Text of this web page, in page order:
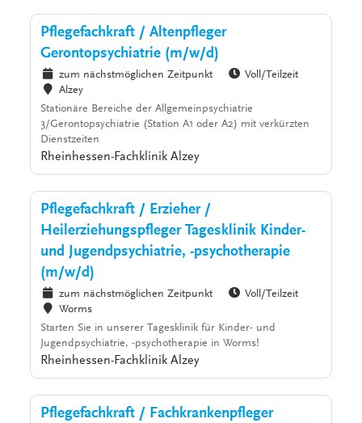
Pflegefachkraft / Altenpfleger
Gerontopsychiatrie (m/w/d)
zum nächstmöglichen Zeitpunkt
Voll/Teilzeit
Alzey
Stationäre Bereiche der Allgemeinpsychiatrie
3/Gerontopsychiatrie (Station A1 oder A2) mit verkürzten
Dienstzeiten
Rheinhessen-Fachklinik Alzey
Pflegefachkraft / Erzieher /
Heilerziehungspfleger Tagesklinik Kinder-
und Jugendpsychiatrie, -psychotherapie
(m/w/d)
zum nächstmöglichen Zeitpunkt
Voll/Teilzeit
Worms
Starten Sie in unserer Tagesklinik für Kinder- und
Jugendpsychiatrie, -psychotherapie in Worms!
Rheinhessen-Fachklinik Alzey
Pflegefachkraft / Fachkrankenpfleger